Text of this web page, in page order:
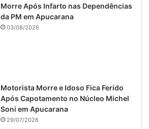
Morre Após Infarto nas Dependências
da PM em Apucarana
03/08/2026
Motorista Morre e Idoso Fica Ferido
Após Capotamento no Núcleo Michel
Soni em Apucarana
29/07/2026